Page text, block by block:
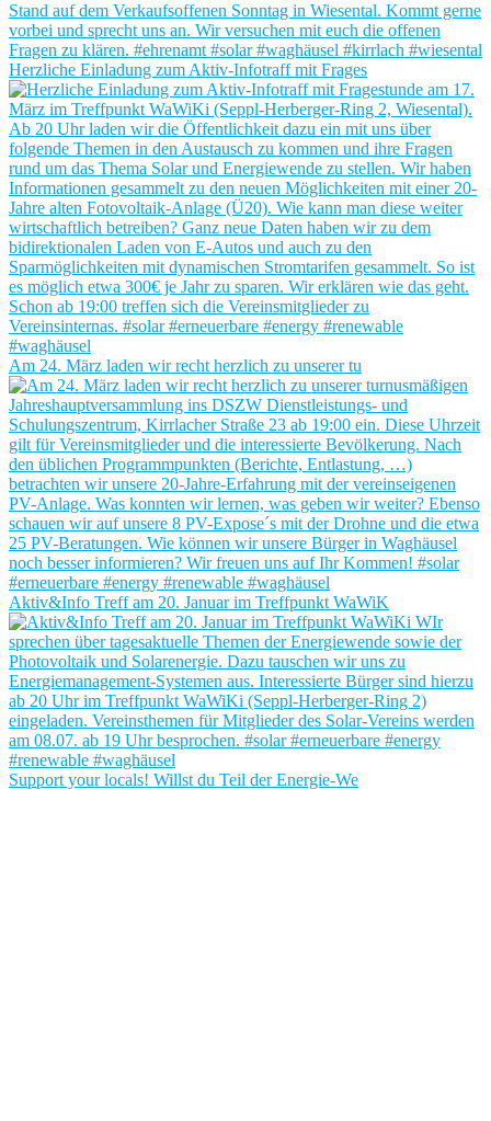
Herzliche Einladung zum Aktiv-Infotraff mit Frages
Am 24. März laden wir recht herzlich zu unserer tu
Aktiv&Info Treff am 20. Januar im Treffpunkt WaWiK
Support your locals! Willst du Teil der Energie-We